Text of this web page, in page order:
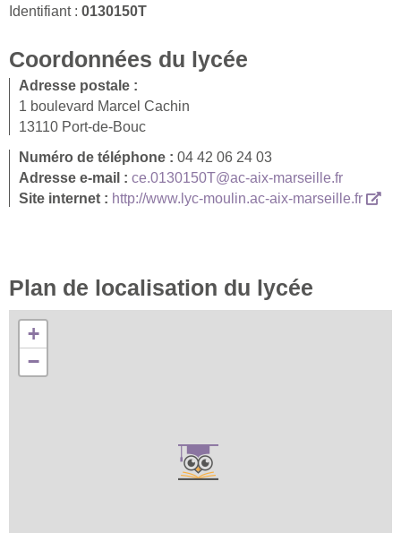
Identifiant : 0130150T
Coordonnées du lycée
Adresse postale :
1 boulevard Marcel Cachin
13110 Port-de-Bouc
Numéro de téléphone : 04 42 06 24 03
Adresse e-mail : ce.0130150T@ac-aix-marseille.fr
Site internet : http://www.lyc-moulin.ac-aix-marseille.fr
Plan de localisation du lycée
+
−